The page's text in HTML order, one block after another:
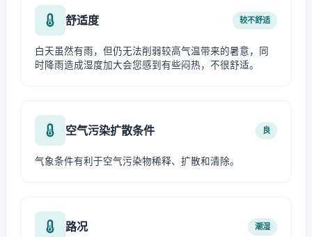
舒适度 较不舒适
白天虽然有雨，但仍无法削弱较高气温带来的暑意，同
时降雨造成湿度加大会您感到有些闷热，不很舒适。
空气污染扩散条件 良
气象条件有利于空气污染物稀释、扩散和清除。
路况 潮湿